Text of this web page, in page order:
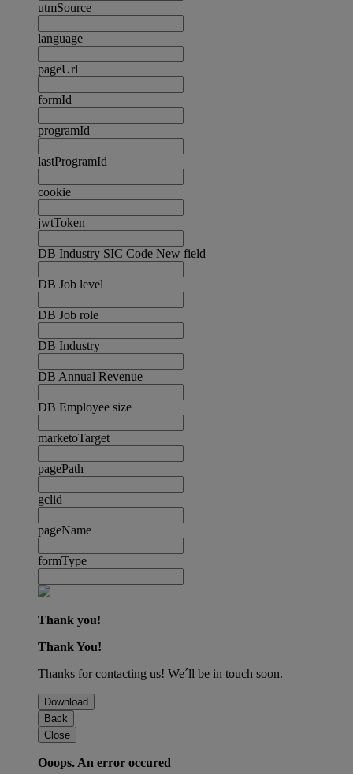
utmSource
language
pageUrl
formId
programId
lastProgramId
cookie
jwtToken
DB Industry SIC Code New field
DB Job level
DB Job role
DB Industry
DB Annual Revenue
DB Employee size
marketoTarget
pagePath
gclid
pageName
formType
Thank you!
Thank You!
Thanks for contacting us! We´ll be in touch soon.
Download
Back
Close
Ooops. An error occured